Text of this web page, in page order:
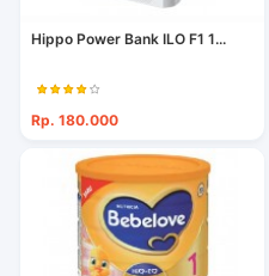
Hippo Power Bank ILO F1 1...
Rp. 180.000